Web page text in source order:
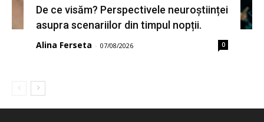
De ce visăm? Perspectivele neuroștiinței
asupra scenariilor din timpul nopții.
Alina Ferseta - 07/08/2026 0